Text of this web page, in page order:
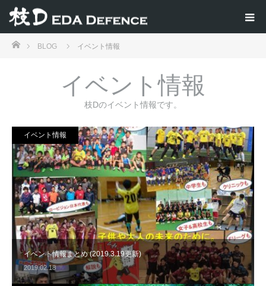
ホームBLOG イベント情報
イベント情報
枝Dのイベント情報です。
イベント情報まとめ (2019.3.19更新)
2019.02.18
イベント情報